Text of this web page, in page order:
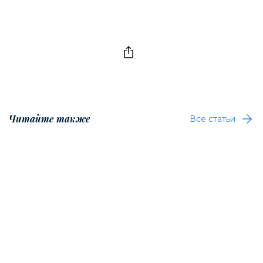
Читайте также Все статьи